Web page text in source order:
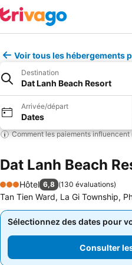
Voir tous les hébergements
Destination
Dat Lanh Beach Resort
Arrivée/départ
Dates
Comment les paiements
Dat Lanh Beach
3 Étoiles
Hôtel 6,8 (130 évaluations)
Tan Tien Ward, La Gi Township,
Sélectionnez des dates pour
Consulter
Sélectionnez des dates pour
Consulter